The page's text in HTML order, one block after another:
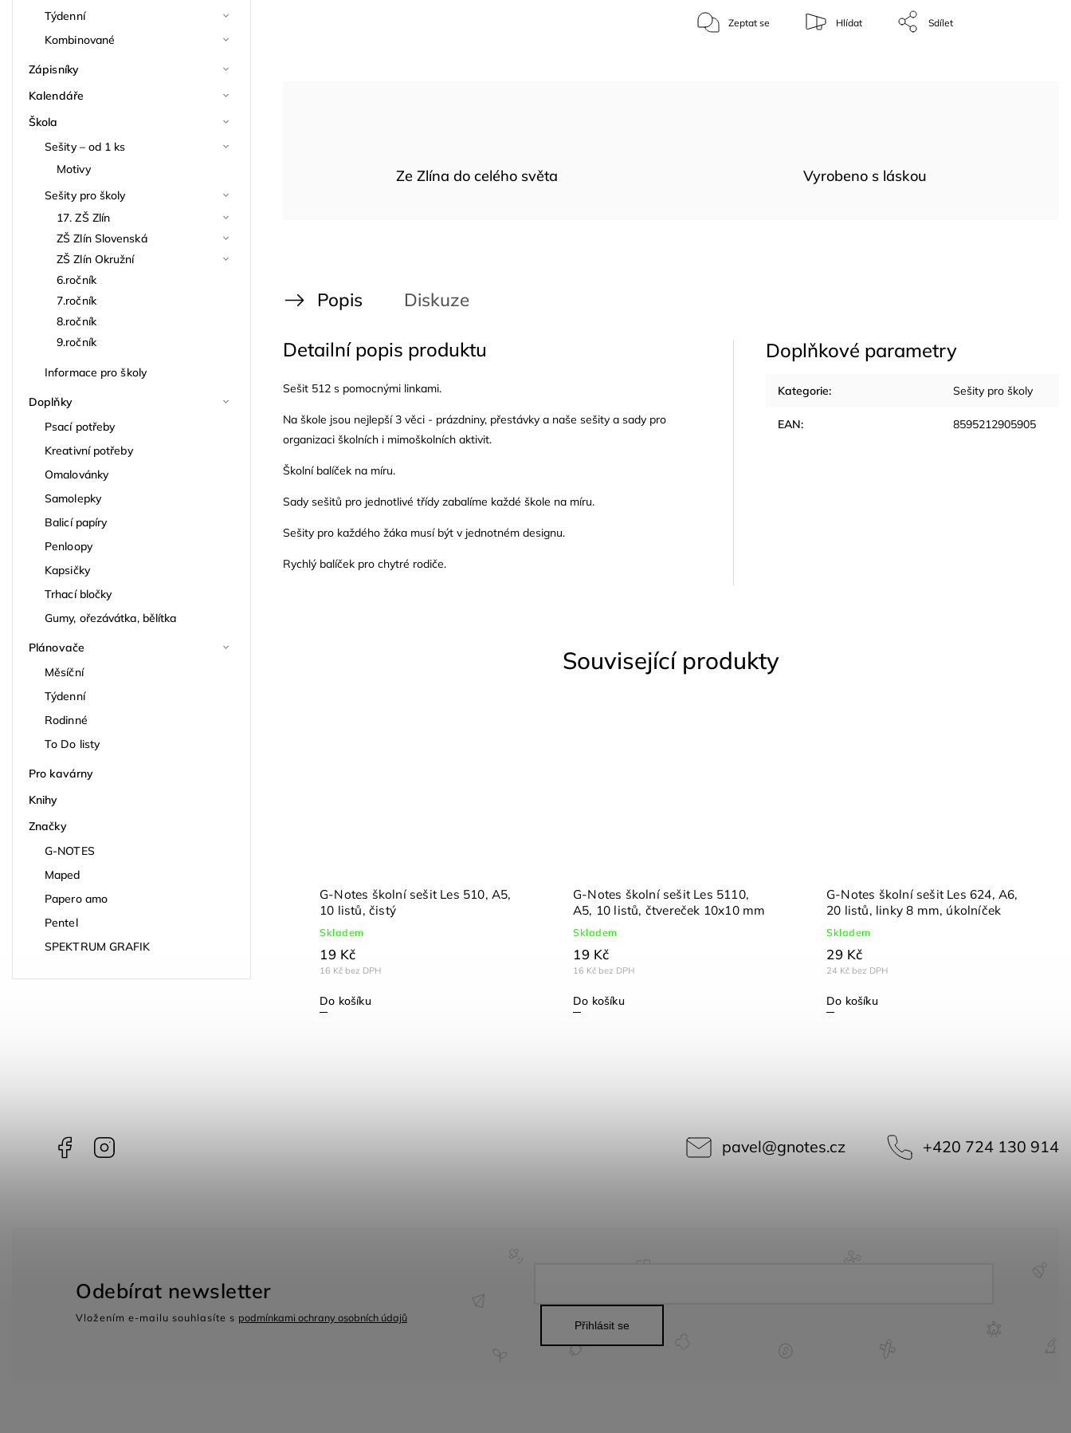
Týdenní
Kombinované
Zápisníky
Kalendáře
Škola
Sešity – od 1 ks
Motivy
Sešity pro školy
17. ZŠ Zlín
ZŠ Zlín Slovenská
ZŠ Zlín Okružní
6.ročník
7.ročník
8.ročník
9.ročník
Informace pro školy
Doplňky
Psací potřeby
Kreativní potřeby
Omalovánky
Samolepky
Balicí papíry
Penloopy
Kapsičky
Trhací bločky
Gumy, ořezávátka, bělítka
Plánovače
Měsíční
Týdenní
Rodinné
To Do listy
Pro kavárny
Knihy
Značky
G-NOTES
Maped
Papero amo
Pentel
SPEKTRUM GRAFIK
Zeptat se Hlídat Sdílet
Ze Zlína do celého světa Vyrobeno s láskou
Popis Diskuze
Detailní popis produktu
Sešit 512 s pomocnými linkami.
Na škole jsou nejlepší 3 věci - prázdniny, přestávky a naše sešity a sady pro
organizaci školních i mimoškolních aktivit.
Školní balíček na míru.
Sady sešitů pro jednotlivé třídy zabalíme každé škole na míru.
Sešity pro každého žáka musí být v jednotném designu.
Rychlý balíček pro chytré rodiče.
Doplňkové parametry
Kategorie: Sešity pro školy
EAN: 8595212905905
Související produkty
G-Notes školní sešit Les 510, A5,
10 listů, čistý
Skladem
16 Kč bez DPH
19 Kč
Do košíku
G-Notes školní sešit Les 5110,
A5, 10 listů, čtvereček 10x10 mm
Skladem
16 Kč bez DPH
19 Kč
Do košíku
G-Notes školní sešit Les 624, A6,
20 listů, linky 8 mm, úkolníček
Skladem
24 Kč bez DPH
29 Kč
Do košíku
Facebook pavel@gnotes.cz +420 724 130 914
Odebírat newsletter
Vložením e-mailu souhlasíte s podmínkami ochrany osobních údajů
Přihlásit se